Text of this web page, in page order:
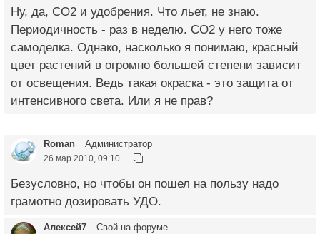
Ну, да, СО2 и удобрения. Что льет, не знаю.
Периодичность - раз в неделю. СО2 у него тоже
самоделка. Однако, насколько я понимаю, красный
цвет растений в огромно большей степени зависит
от освещения. Ведь такая окраска - это защита от
интенсивного света. Или я не прав?
Roman Администратор
26 мар 2010, 09:10
Безусловно, но чтобы он пошел на пользу надо
грамотно дозировать УДО.
Алексей7 Свой на форуме